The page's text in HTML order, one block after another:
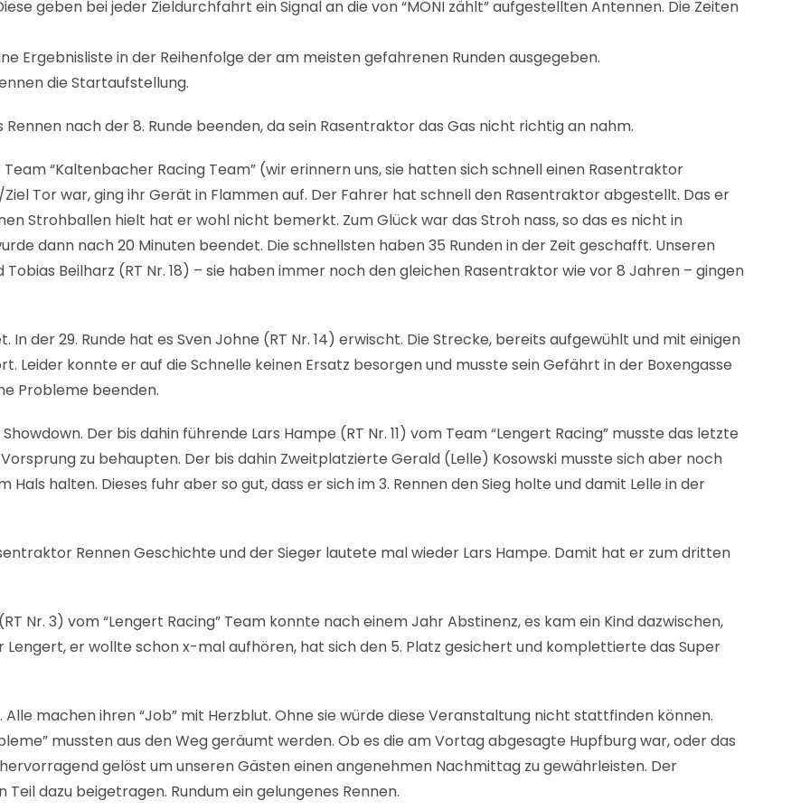
geben bei jeder Zieldurchfahrt ein Signal an die von “MONI zählt” aufgestellten Antennen. Die Zeiten
Ergebnisliste in der Reihenfolge der am meisten gefahrenen Runden ausgegeben.
die Startaufstellung.
nach der 8. Runde beenden, da sein Rasentraktor das Gas nicht richtig an nahm.
“Kaltenbacher Racing Team” (wir erinnern uns, sie hatten sich schnell einen Rasentraktor
Tor war, ging ihr Gerät in Flammen auf. Der Fahrer hat schnell den Rasentraktor abgestellt. Das er
Strohballen hielt hat er wohl nicht bemerkt. Zum Glück war das Stroh nass, so das es nicht in
dann nach 20 Minuten beendet. Die schnellsten haben 35 Runden in der Zeit geschafft. Unseren
Tobias Beilharz (RT Nr. 18) – sie haben immer noch den gleichen Rasentraktor wie vor 8 Jahren – gingen
In der 29. Runde hat es Sven Johne (RT Nr. 14) erwischt. Die Strecke, bereits aufgewühlt und mit einigen
Leider konnte er auf die Schnelle keinen Ersatz besorgen und musste sein Gefährt in der Boxengasse
Probleme beenden.
Der bis dahin führende Lars Hampe (RT Nr. 11) vom Team “Lengert Racing” musste das letzte
zu behaupten. Der bis dahin Zweitplatzierte Gerald (Lelle) Kosowski musste sich aber noch
halten. Dieses fuhr aber so gut, dass er sich im 3. Rennen den Sieg holte und damit Lelle in der
Rennen Geschichte und der Sieger lautete mal wieder Lars Hampe. Damit hat er zum dritten
Nr. 3) vom “Lengert Racing” Team konnte nach einem Jahr Abstinenz, es kam ein Kind dazwischen,
Lengert, er wollte schon x-mal aufhören, hat sich den 5. Platz gesichert und komplettierte das Super
machen ihren “Job” mit Herzblut. Ohne sie würde diese Veranstaltung nicht stattfinden können.
mussten aus den Weg geräumt werden. Ob es die am Vortag abgesagte Hupfburg war, oder das
gelöst um unseren Gästen einen angenehmen Nachmittag zu gewährleisten. Der
dazu beigetragen. Rundum ein gelungenes Rennen.